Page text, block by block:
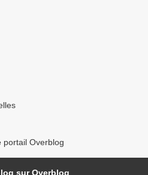
portail Overblog
sur Overblog